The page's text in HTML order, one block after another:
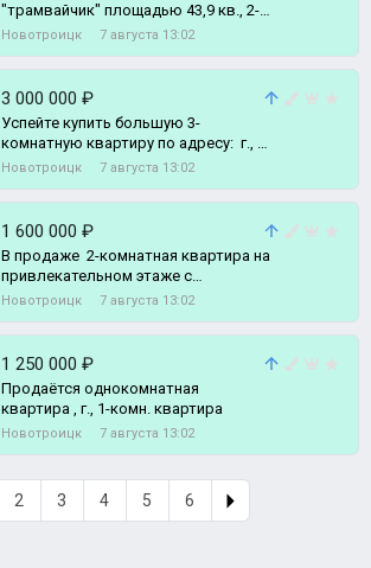
"трамвайчик" площадью 43,9 кв., 2-
комн. квартира
Новотроицк 7 августа 13:02
3 000 000 ₽
Успейте купить большую 3-
комнатную квартиру по адресу: г., 3-
комн. квартира
Новотроицк 7 августа 13:02
1 600 000 ₽
В продаже 2-комнатная квартира на
привлекательном этаже с
раздельными ходами., 2-комн.
Новотроицк 7 августа 13:02
1 250 000 ₽
Продаётся однокомнатная
квартира , г., 1-комн. квартира
Новотроицк 7 августа 13:02
2 3 4 5 6